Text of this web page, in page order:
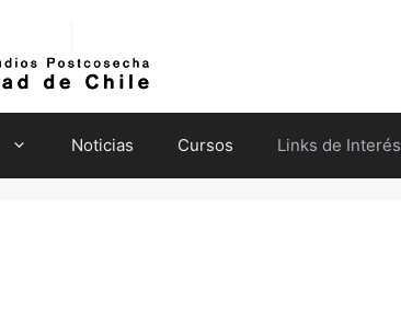
Noticias Cursos Links de Interés